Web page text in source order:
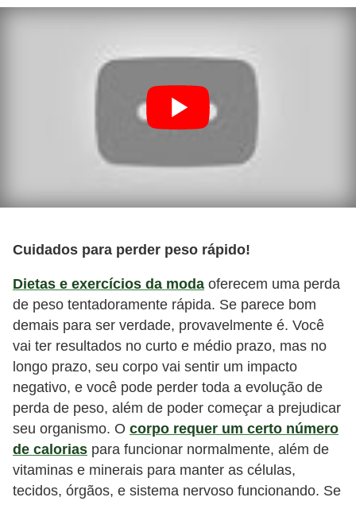
Cuidados para perder peso rápido!
Dietas e exercícios da moda oferecem uma perda
de peso tentadoramente rápida. Se parece bom
demais para ser verdade, provavelmente é. Você
vai ter resultados no curto e médio prazo, mas no
longo prazo, seu corpo vai sentir um impacto
negativo, e você pode perder toda a evolução de
perda de peso, além de poder começar a prejudicar
seu organismo. O corpo requer um certo número
de calorias para funcionar normalmente, além de
vitaminas e minerais para manter as células,
tecidos, órgãos, e sistema nervoso funcionando. Se